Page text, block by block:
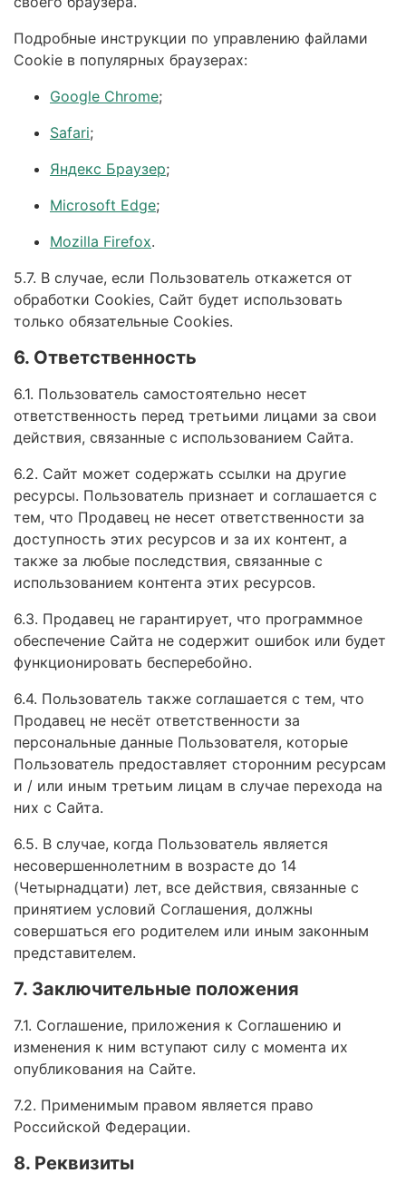
Подробные инструкции по управлению файлами
Cookie в популярных браузерах:
Google Chrome;
Safari;
Яндекс Браузер;
Microsoft Edge;
Mozilla Firefox.
5.7. В случае, если Пользователь откажется от
обработки Сookies, Сайт будет использовать
только обязательные Cookies.
6. Ответственность
6.1. Пользователь самостоятельно несет
ответственность перед третьими лицами за свои
действия, связанные с использованием Сайта.
6.2. Сайт может содержать ссылки на другие
ресурсы. Пользователь признает и соглашается с
тем, что Продавец не несет ответственности за
доступность этих ресурсов и за их контент, а
также за любые последствия, связанные с
использованием контента этих ресурсов.
6.3. Продавец не гарантирует, что программное
обеспечение Сайта не содержит ошибок или будет
функционировать бесперебойно.
6.4. Пользователь также соглашается с тем, что
Продавец не несёт ответственности за
персональные данные Пользователя, которые
Пользователь предоставляет сторонним ресурсам
и / или иным третьим лицам в случае перехода на
них с Сайта.
6.5. В случае, когда Пользователь является
несовершеннолетним в возрасте до 14
(Четырнадцати) лет, все действия, связанные с
принятием условий Соглашения, должны
совершаться его родителем или иным законным
представителем.
7. Заключительные положения
7.1. Соглашение, приложения к Соглашению и
изменения к ним вступают силу с момента их
опубликования на Сайте.
7.2. Применимым правом является право
Российской Федерации.
8. Реквизиты